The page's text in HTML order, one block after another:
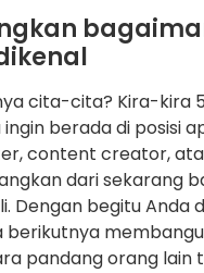
cita-cita? Kira-kira
berada di posisi
content creator,
dari sekarang
Dengan begitu Anda
berikutnya
pandang orang lain